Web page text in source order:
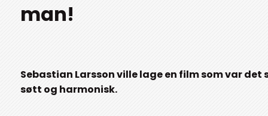
man!
Sebastian Larsson ville lage en film som var
søtt og harmonisk.